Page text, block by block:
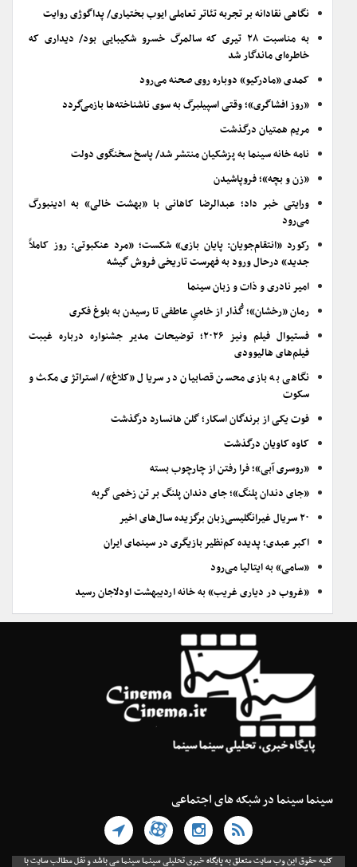
نگاهی نقادانه بر تجربه تئاتر تعاملی ایوب بختیاری/ پداگوژی روایت
به مناسبت ۲۸ تیری که سالمرگ خسرو شکیبایی بود/ دیداری که
خاطره‌ای ماندگار شد
کمدی «مادرکیو» دوباره روی صحنه می‌رود
«روز افشاگری»؛ وقتی اسپیلبرگ به سوی ناشناخته‌ها بازمی‌گردد
مریم همتیان درگذشت
نامه خانه سینما به پزشکیان منتشر شد/ پاسخ سخنگوی دولت
«زن و بچه»؛ فروپاشیدن
ورایتی خبر داد؛ عبدالرضا کاهانی با «بهشت خالی» به ادینبورگ
می‌رود
رکورد «انتقام‌جویان: پایان بازی» شکست؛ «مرد عنکبوتی: روز کاملاً
جدید» درحال ورود به فهرست تاریخی فروش گیشه
امیر نادری و ذات و زبان سینما
رمان «رخشان»؛ گُذار از خامیِ عاطفی تا رسیدن به بلوغ فکری
فستیوال فیلم ونیز ۲۰۲۶؛ توضیحات مدیر جشنواره درباره غیبت
فیلم‌های هالیوودی
نگاهی به بازی محسن قصابیان در سریال «کلاغ»/ استراتژی مکث و
سکوت
فوت یکی از برندگان اسکار؛ گلن هانسارد درگذشت
کاوه کاویان درگذشت
«روسری آبی»؛ فرا رفتن از چارچوب بسته
«جای دندان پلنگ»؛ جای دندان پلنگ بر تن زخمی گربه
۲۰ سریال غیرانگلیسی‌زبان برگزیده سال‌های اخیر
اکبر عبدی؛ پدیده کم‌نظیر بازیگری در سینمای ایران
«سامی» به ایتالیا می‌رود
«غروب در دیاری غریب» به خانه اردیبهشت اودلاجان رسید
سینما سینما در شبکه های اجتماعی
کلیه حقوق این وب سایت متعلق به پایگاه خبری تحلیلی سینما سینما می باشد و نقل مطالب سایت با